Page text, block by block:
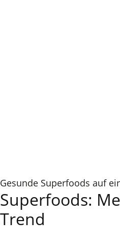
Gesunde Superfoods auf
Superfoods:
Trend